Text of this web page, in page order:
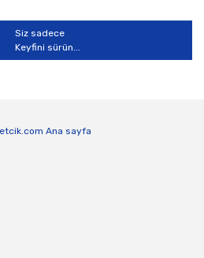
Siz sadece
Keyfini sürün...